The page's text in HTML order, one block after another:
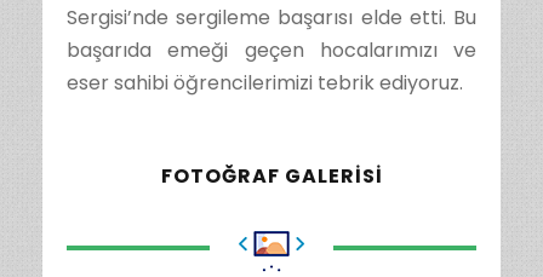
Sergisi’nde sergileme başarısı elde etti. Bu
başarıda emeği geçen hocalarımızı ve
eser sahibi öğrencilerimizi tebrik ediyoruz.
FOTOĞRAF GALERISI